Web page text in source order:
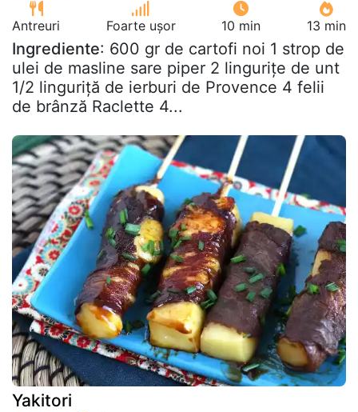
Antreuri Foarte ușor 10 min 13 min
Ingrediente: 600 gr de cartofi noi 1 strop de
ulei de masline sare piper 2 lingurițe de unt
1/2 linguriță de ierburi de Provence 4 felii
de brânză Raclette 4...
Yakitori